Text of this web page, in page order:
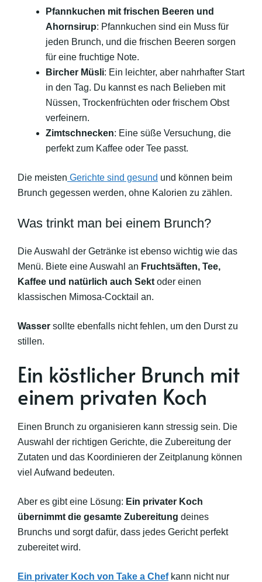
Pfannkuchen mit frischen Beeren und
Ahornsirup: Pfannkuchen sind ein Muss für
jeden Brunch, und die frischen Beeren sorgen
für eine fruchtige Note.
Bircher Müsli: Ein leichter, aber nahrhafter Start
in den Tag. Du kannst es nach Belieben mit
Nüssen, Trockenfrüchten oder frischem Obst
verfeinern.
Zimtschnecken: Eine süße Versuchung, die
perfekt zum Kaffee oder Tee passt.
Die meisten Gerichte sind gesund und können beim
Brunch gegessen werden, ohne Kalorien zu zählen.
Was trinkt man bei einem Brunch?
Die Auswahl der Getränke ist ebenso wichtig wie das
Menü. Biete eine Auswahl an Fruchtsäften, Tee,
Kaffee und natürlich auch Sekt oder einen
klassischen Mimosa-Cocktail an.
Wasser sollte ebenfalls nicht fehlen, um den Durst zu
stillen.
Ein köstlicher Brunch mit
einem privaten Koch
Einen Brunch zu organisieren kann stressig sein. Die
Auswahl der richtigen Gerichte, die Zubereitung der
Zutaten und das Koordinieren der Zeitplanung können
viel Aufwand bedeuten.
Aber es gibt eine Lösung: Ein privater Koch
übernimmt die gesamte Zubereitung deines
Brunchs und sorgt dafür, dass jedes Gericht perfekt
zubereitet wird.
Ein privater Koch von Take a Chefkann nicht nur